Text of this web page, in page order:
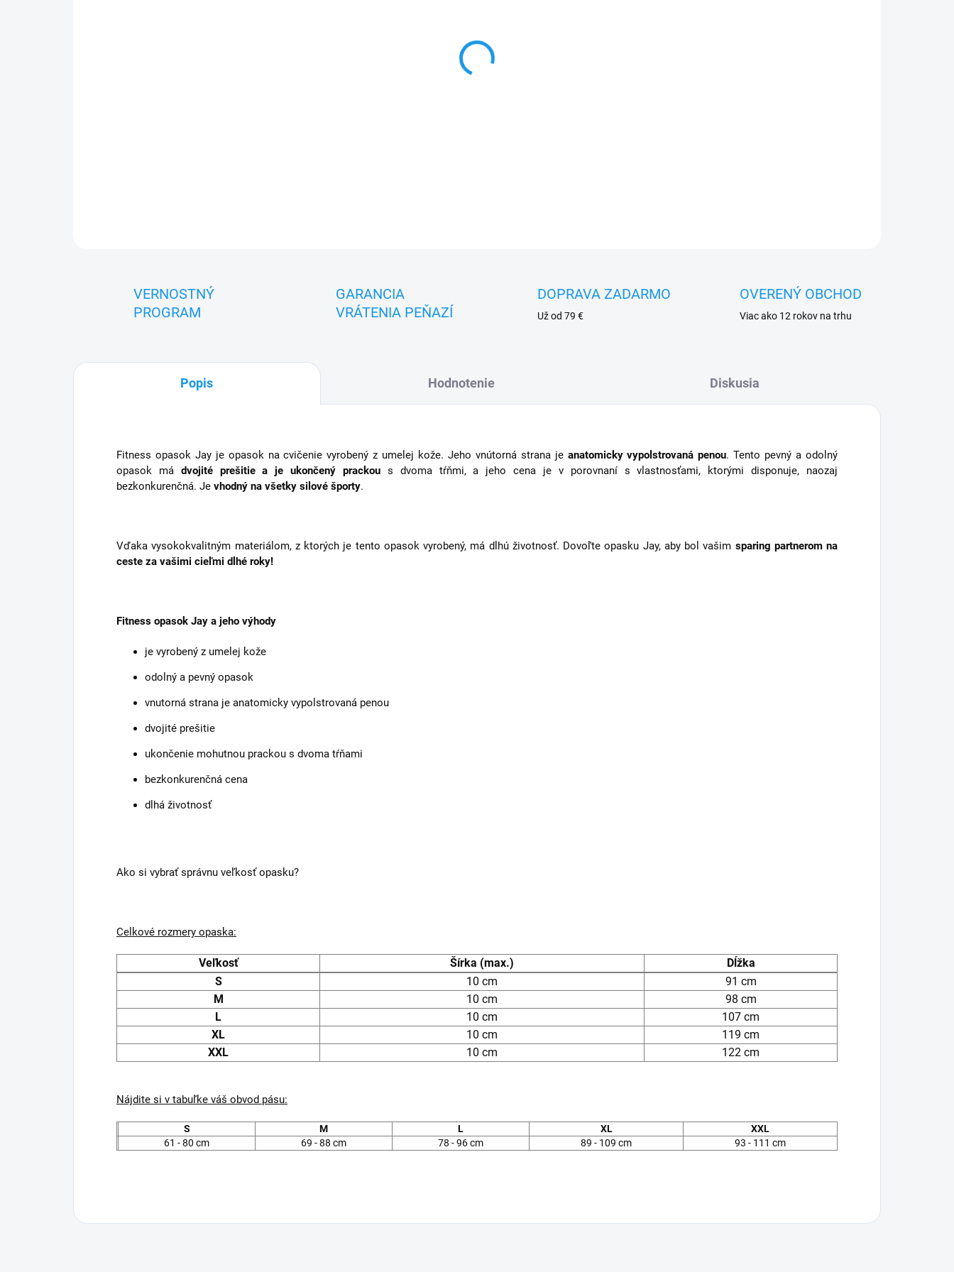
VERNOSTNÝ
PROGRAM
GARANCIA
VRÁTENIA PEŇAZÍ
DOPRAVA ZADARMO
Už od 79 €
OVERENÝ OBCHOD
Viac ako 12 rokov na trhu
Popis Hodnotenie Diskusia
Fitness opasok Jay je opasok na cvičenie vyrobený z umelej kože. Jeho vnútorná strana je anatomicky vypolstrovaná penou. Tento pevný a odolný
opasok má dvojité prešitie a je ukončený prackou s dvoma tŕňmi, a jeho cena je v porovnaní s vlastnosťami, ktorými disponuje, naozaj
bezkonkurenčná. Je vhodný na všetky silové športy.
Vďaka vysokokvalitným materiálom, z ktorých je tento opasok vyrobený, má dlhú životnosť. Dovoľte opasku Jay, aby bol vašim sparing partnerom na
ceste za vašimi cieľmi dlhé roky!
Fitness opasok Jay a jeho výhody
je vyrobený z umelej kože
odolný a pevný opasok
vnutorná strana je anatomicky vypolstrovaná penou
dvojité prešitie
ukončenie mohutnou prackou s dvoma tŕňami
bezkonkurenčná cena
dlhá životnosť
Ako si vybrať správnu veľkosť opasku?
Celkové rozmery opaska:
Veľkosť Šírka (max.)
Dĺžka
S
10 cm
91 cm
M
10 cm
98 cm
L
10 cm
107 cm
XL
10 cm
119 cm
XXL
10 cm 122 cm
Nájdite si v tabuľke váš obvod pásu:
S M L XL
XXL
61 - 80 cm
69 - 88 cm 78 - 96 cm 89 - 109 cm 93 - 111 cm